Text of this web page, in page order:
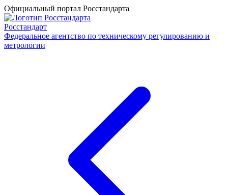
Официальный портал Росстандарта
Росстандарт
Федеральное агентство по техническому регулированию и
метрологии